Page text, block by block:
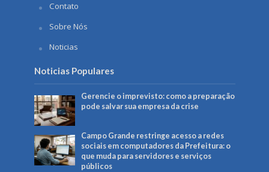
Contato
Sobre Nós
Noticias
Noticias Populares
Gerencie o imprevisto: como a preparação
pode salvar sua empresa da crise
Campo Grande restringe acesso a redes
sociais em computadores da Prefeitura: o
que muda para servidores e serviços
públicos